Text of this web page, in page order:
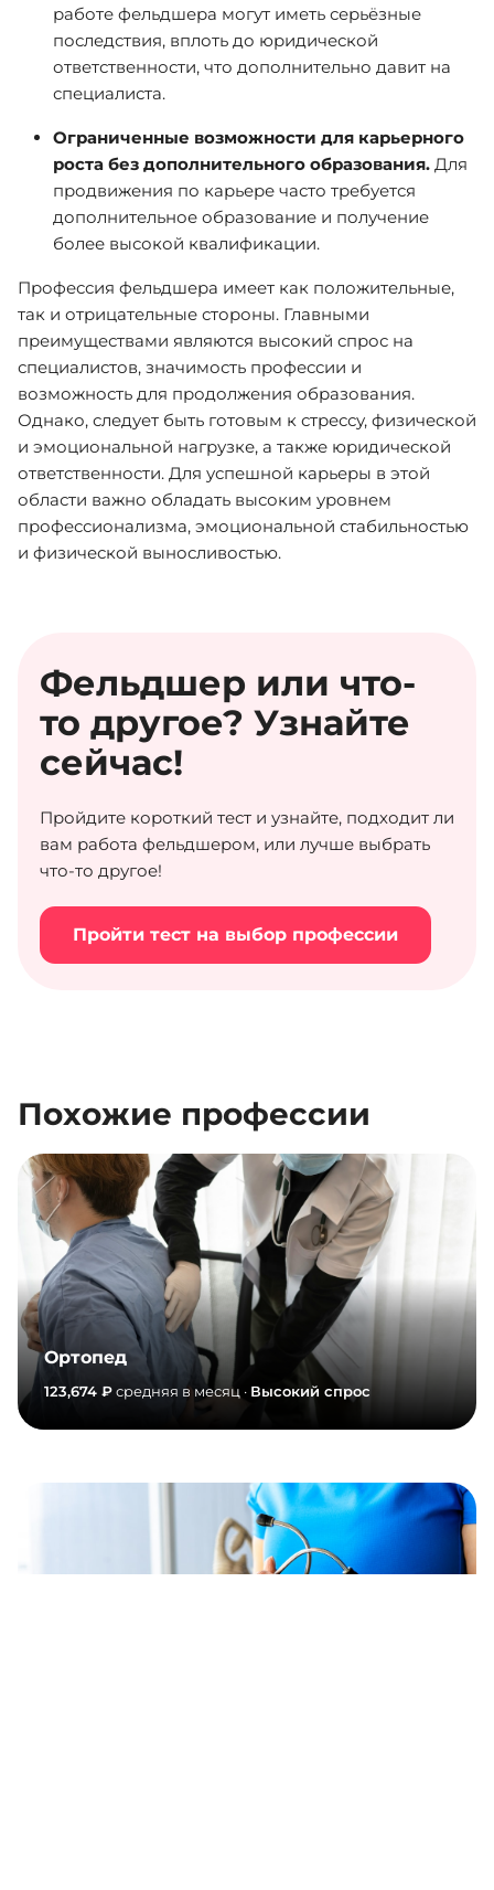
работе фельдшера могут иметь серьёзные
последствия, вплоть до юридической
ответственности, что дополнительно давит на
специалиста.
Ограниченные возможности для карьерного
роста без дополнительного образования. Для
продвижения по карьере часто требуется
дополнительное образование и получение
более высокой квалификации.
Профессия фельдшера имеет как положительные,
так и отрицательные стороны. Главными
преимуществами являются высокий спрос на
специалистов, значимость профессии и
возможность для продолжения образования.
Однако, следует быть готовым к стрессу, физической
и эмоциональной нагрузке, а также юридической
ответственности. Для успешной карьеры в этой
области важно обладать высоким уровнем
профессионализма, эмоциональной стабильностью
и физической выносливостью.
Фельдшер или что-
то другое? Узнайте
сейчас!
Пройдите короткий тест и узнайте, подходит ли
вам работа фельдшером, или лучше выбрать
что-то другое!
Пройти тест на выбор профессии
Похожие профессии
Ортопед
123,674 ₽средняя в месяц · Высокий спрос